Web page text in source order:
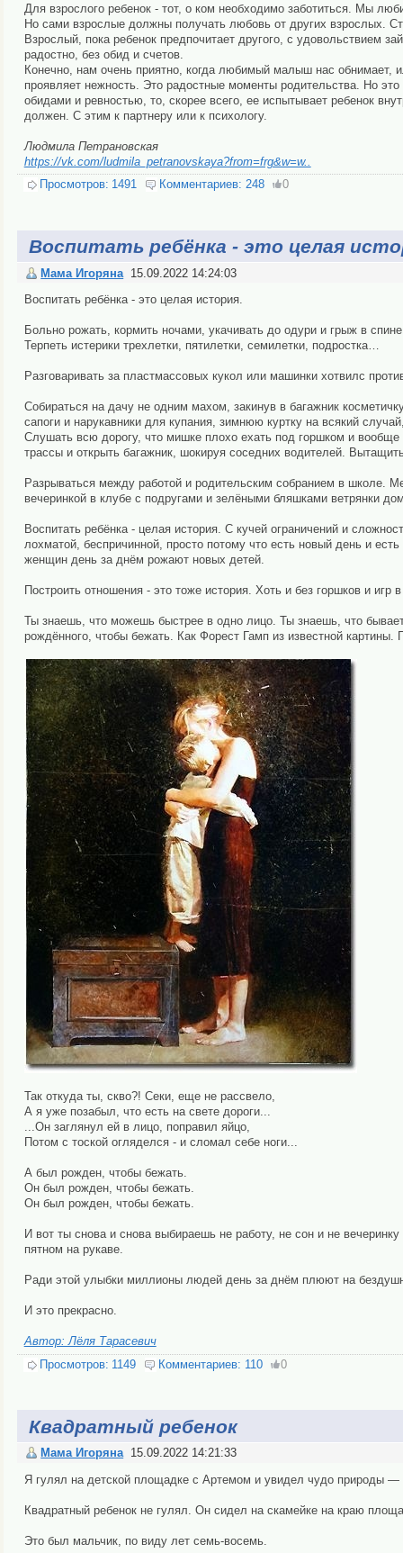
Для взрослого ребенок - тот, о ком необходимо заботиться. Мы
Но сами взрослые должны получать любовь от других взрослых.
Взрослый, пока ребенок предпочитает другого, с удовольствием
радостно, без обид и счетов.
Конечно, нам очень приятно, когда любимый малыш нас обнимает,
проявляет нежность. Это радостные моменты родительства. Но
обидами и ревностью, то, скорее всего, ее испытывает ребенок
должен. С этим к партнеру или к психологу.
Людмила Петрановская
https://vk.com/ludmila_petranovskaya?from=frg&w=w..
Просмотров: 1491 Комментариев: 248 0
Воспитать ребёнка - это целая
Мама Игоряна 15.09.2022 14:24:03
Воспитать ребёнка - это целая история.
Больно рожать, кормить ночами, укачивать до одури и грыж в
Терпеть истерики трехлетки, пятилетки, семилетки, подростка…
Разговаривать за пластмассовых кукол или машинки хотвилс
Собираться на дачу не одним махом, закинув в багажник
сапоги и нарукавники для купания, зимнюю куртку на всякий
Слушать всю дорогу, что мишке плохо ехать под горшком и
трассы и открыть багажник, шокируя соседних водителей.
Разрываться между работой и родительским собранием в школе.
вечеринкой в клубе с подругами и зелёными бляшками ветрянки
Воспитать ребёнка - целая история. С кучей ограничений и
лохматой, беспричинной, просто потому что есть новый день и
женщин день за днём рожают новых детей.
Построить отношения - это тоже история. Хоть и без горшков и
Ты знаешь, что можешь быстрее в одно лицо. Ты знаешь, что
рождённого, чтобы бежать. Как Форест Гамп из известной
Так откуда ты, скво?! Секи, еще не рассвело,
А я уже позабыл, что есть на свете дороги...
...Он заглянул ей в лицо, поправил яйцо,
Потом с тоской огляделся - и сломал себе ноги...
А был рожден, чтобы бежать.
Он был рожден, чтобы бежать.
Он был рожден, чтобы бежать.
И вот ты снова и снова выбираешь не работу, не сон и не
пятном на рукаве.
Ради этой улыбки миллионы людей день за днём плюют на
И это прекрасно.
Автор: Лёля Тарасевич
Просмотров: 1149 Комментариев: 110 0
Квадратный ребенок
Мама Игоряна 15.09.2022 14:21:33
Я гулял на детской площадке с Артемом и увидел чудо природы —
Квадратный ребенок не гулял. Он сидел на скамейке на краю
Это был мальчик, по виду лет семь-восемь.